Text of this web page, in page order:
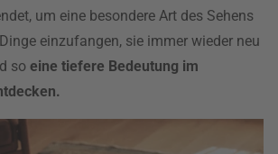
um eine besondere Art des Sehens
einzufangen, sie immer wieder neu
so eine tiefere Bedeutung im